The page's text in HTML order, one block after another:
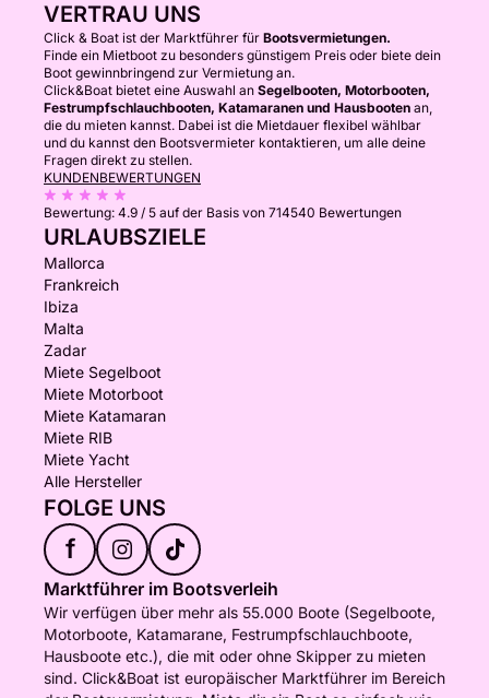
VERTRAU UNS
Click & Boat ist der Marktführer für Bootsvermietungen.
Finde ein Mietboot zu besonders günstigem Preis oder biete dein
Boot gewinnbringend zur Vermietung an.
Click&Boat bietet eine Auswahl an Segelbooten, Motorbooten,
Festrumpfschlauchbooten, Katamaranen und Hausbooten an,
die du mieten kannst. Dabei ist die Mietdauer flexibel wählbar
und du kannst den Bootsvermieter kontaktieren, um alle deine
Fragen direkt zu stellen.
KUNDENBEWERTUNGEN
Bewertung: 4.9 / 5 auf der Basis von 714540 Bewertungen
URLAUBSZIELE
Mallorca
Frankreich
Ibiza
Malta
Zadar
Miete Segelboot
Miete Motorboot
Miete Katamaran
Miete RIB
Miete Yacht
Alle Hersteller
FOLGE UNS
f
Marktführer im Bootsverleih
Wir verfügen über mehr als 55.000 Boote (Segelboote,
Motorboote, Katamarane, Festrumpfschlauchboote,
Hausboote etc.), die mit oder ohne Skipper zu mieten
sind. Click&Boat ist europäischer Marktführer im Bereich